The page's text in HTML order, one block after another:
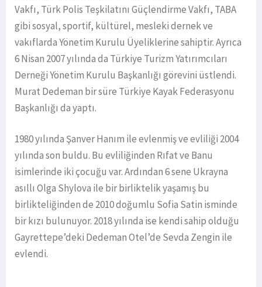
Vakfı, Türk Polis Teşkilatını Güçlendirme Vakfı, TABA
gibi sosyal, sportif, kültürel, mesleki dernek ve
vakıflarda Yönetim Kurulu Üyeliklerine sahiptir. Ayrıca
6 Nisan 2007 yılında da Türkiye Turizm Yatırımcıları
Derneği Yönetim Kurulu Başkanlığı görevini üstlendi.
Murat Dedeman bir süre Türkiye Kayak Federasyonu
Başkanlığı da yaptı.
1980 yılında Şanver Hanım ile evlenmiş ve evliliği 2004
yılında son buldu. Bu evliliğinden Rıfat ve Banu
isimlerinde iki çocuğu var. Ardından 6 sene Ukrayna
asıllı Olga Shylova ile bir birliktelik yaşamış bu
birlikteliğinden de 2010 doğumlu Sofia Satin isminde
bir kızı bulunuyor. 2018 yılında ise kendi sahip olduğu
Gayrettepe’deki Dedeman Otel’de Sevda Zengin ile
evlendi.